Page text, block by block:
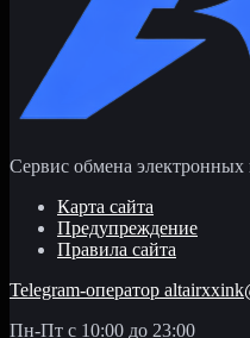
Сервис обмена электронных
Карта сайта
Предупреждение
Правила сайта
Telegram-оператор
Пн-Пт с 10:00 до 23:00